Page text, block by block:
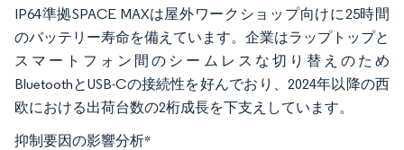
IP64準拠SPACE MAXは屋外ワークショップ向けに25時間
のバッテリー寿命を備えています。企業はラップトップと
スマートフォン間のシームレスな切り替えのため
BluetoothとUSB-Cの接続性を好んでおり、2024年以降の西
欧における出荷台数の2桁成長を下支えしています。
抑制要因の影響分析*